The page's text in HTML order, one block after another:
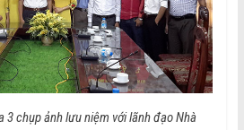
3 chụp ảnh lưu niệm với lãnh đạo Nhà